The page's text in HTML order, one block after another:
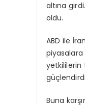
altına
oldu.
ABD ile
piyasalara
yetkililerin
Buna